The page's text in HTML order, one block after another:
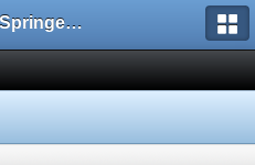
English Springer Spaniel Club